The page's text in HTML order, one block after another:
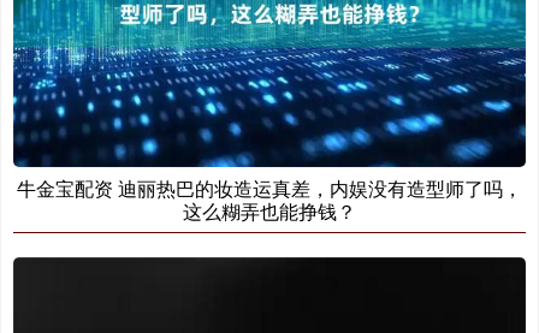
牛金宝配资 迪丽热巴的妆造运真差，内娱没有造型师了吗，
这么糊弄也能挣钱？